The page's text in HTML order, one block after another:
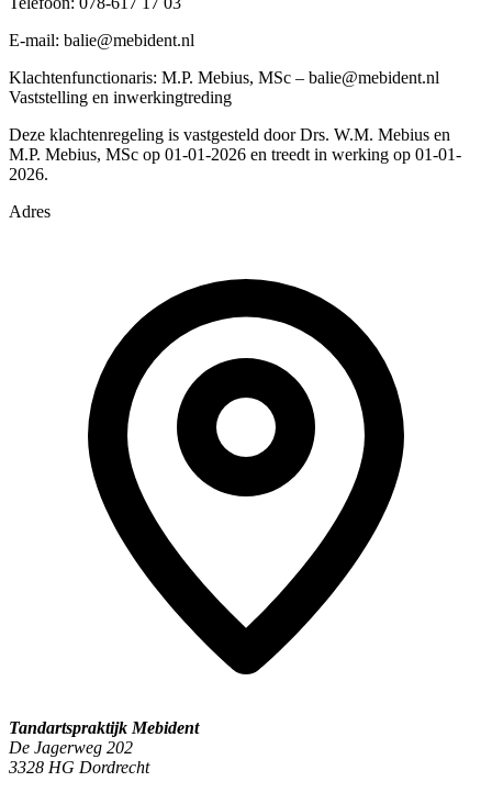
E‑mail: balie@mebident.nl
Klachtenfunctionaris: M.P. Mebius, MSc – balie@mebident.nl
Vaststelling en inwerkingtreding
Deze klachtenregeling is vastgesteld door Drs. W.M. Mebius en
M.P. Mebius, MSc op 01-01-2026 en treedt in werking op 01-01-
2026.
Adres
Tandartspraktijk Mebident
De Jagerweg 202
3328 HG Dordrecht